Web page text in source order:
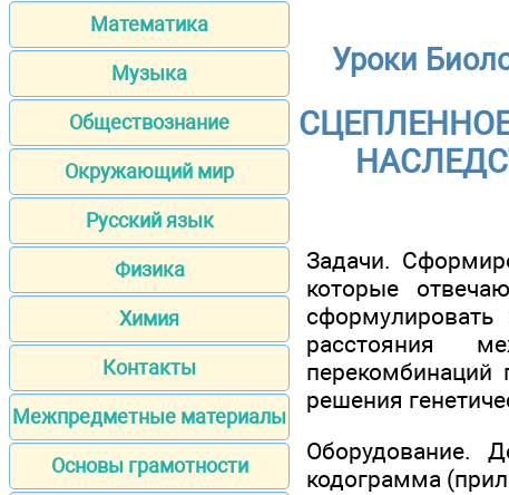
Математика
Музыка
Обществознание
Окружающий мир
Русский язык
Физика
Химия
Контакты
Межпредметные материалы
Основы грамотности
Уроки
Задачи.
которые
расстояния
перекомбинаций
решения
Оборудование.
кодограмма